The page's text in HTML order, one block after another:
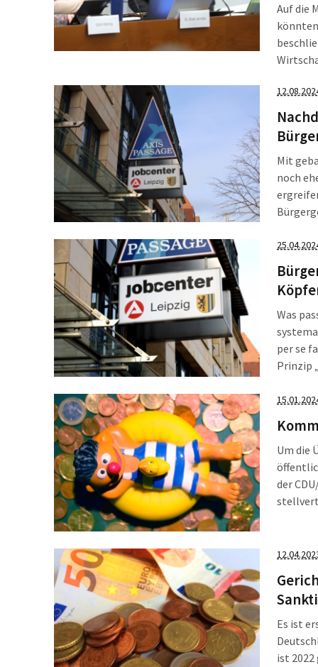
Auf die
Mit
noch
Was
per se
Prinzip
Die
Um die
der
Es ist
ist